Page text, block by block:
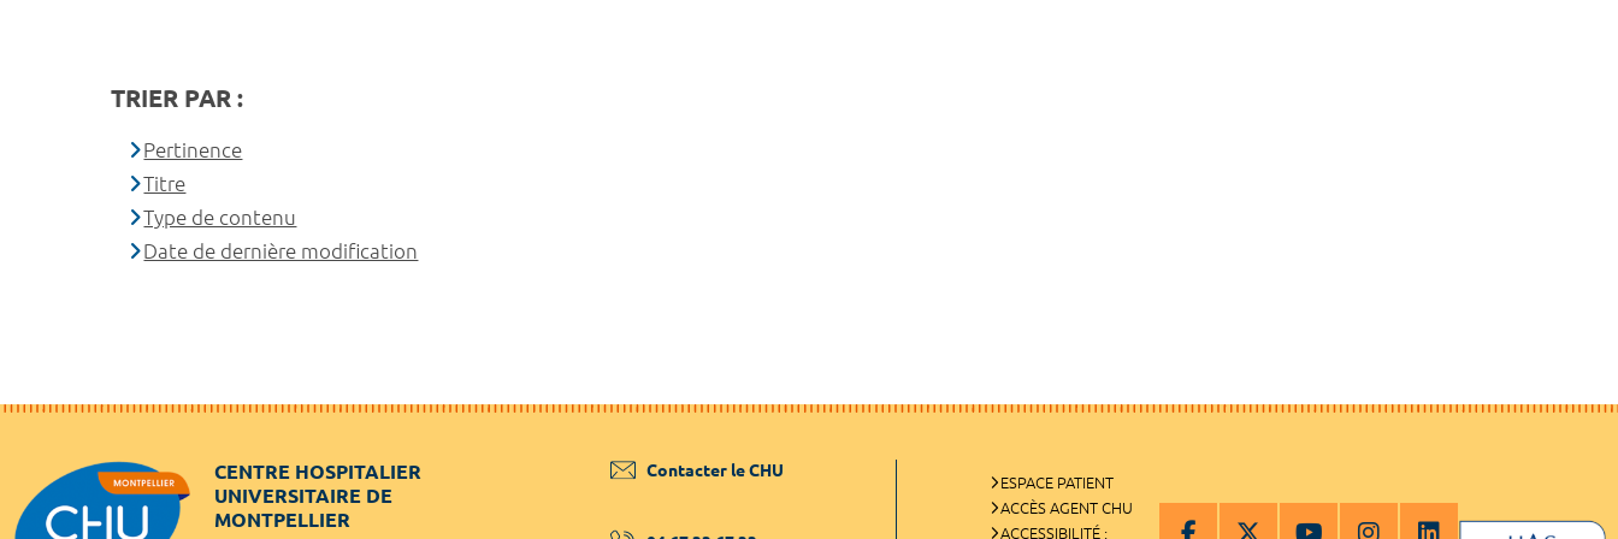
TRIER PAR :
Pertinence
Titre
Type de contenu
Date de dernière modification
CENTRE HOSPITALIER
UNIVERSITAIRE DE
MONTPELLIER
Contacter le CHU
ESPACE PATIENT
ACCÈS AGENT CHU
ACCESSIBILITÉ :